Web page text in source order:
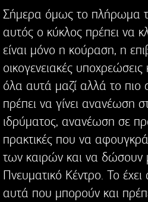
Σήμερα όμως το πλήρωμα
αυτός ο κύκλος πρέπει να
είναι μόνο η κούραση, η
οικογενειακές υποχρεώσεις
όλα αυτά μαζί αλλά το πιο
πρέπει να γίνει ανανέωση
ιδρύματος, ανανέωση σε
πρακτικές που να
των καιρών και να δώσουν
Πνευματικό Κέντρο. Το
αυτά που μπορούν και